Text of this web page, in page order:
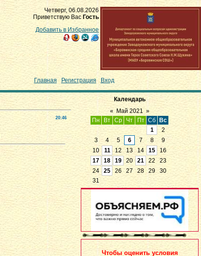
Четверг, 06.08.2026
Приветствую Вас Гость
Добавить в Избранное
Главная Регистрация Вход
20:46
Календарь
«
Май 2021 »
Пн
Вт Ср Чт Пт Сб
Вс
1
2
3
4 5 6 7 8
9
10
11 12 13 14 15
16
17
18 19 20 21 22
23
24
25 26 27 28 29
30
31
Чтобы оценить условия